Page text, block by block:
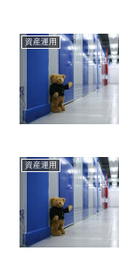
資産運用
資産運用